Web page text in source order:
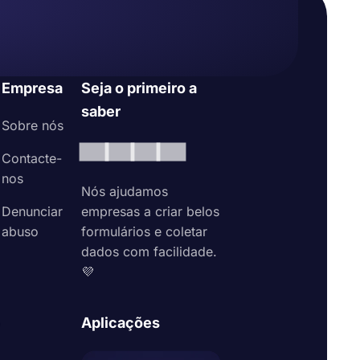
Empresa
Sobre nós
Contacte-
nos
Denunciar
abuso
Seja o primeiro a
saber
Nós ajudamos
empresas a criar belos
formulários e coletar
dados com facilidade.
💜
Aplicações